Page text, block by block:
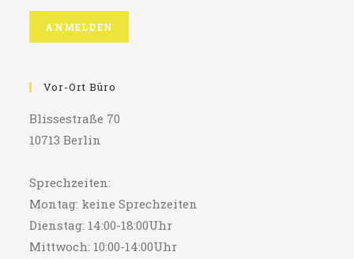
Vor-Ort Büro
Blissestraße 70
10713 Berlin
Sprechzeiten:
Montag: keine Sprechzeiten
Dienstag: 14:00-18:00Uhr
Mittwoch: 10:00-14:00Uhr